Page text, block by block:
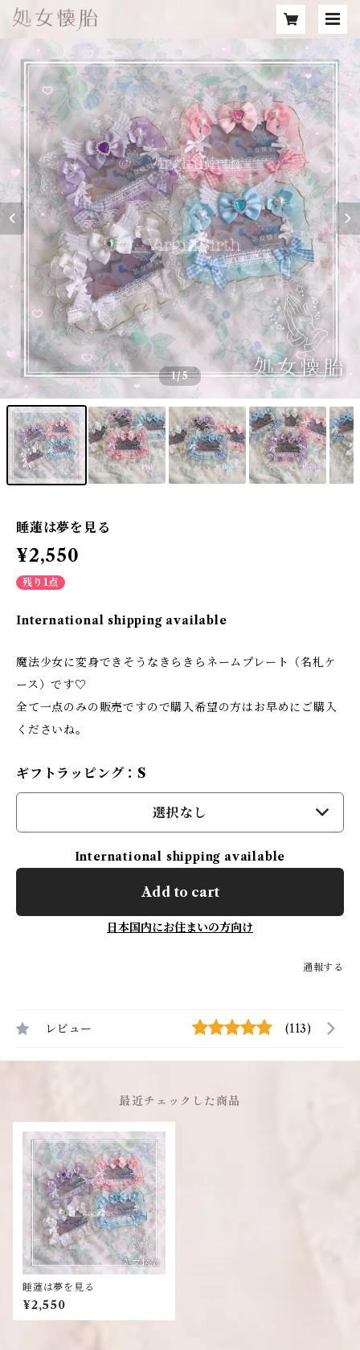
1/5
睡蓮は夢を見る
¥2,550
残り1点
International shipping available
魔法少女に変身できそうなきらきらネームプレート（名札ケ
ース）です♡
全て一点のみの販売ですので購入希望の方はお早めにご購入
くださいね。
ギフトラッピング：S
選択なし
International shipping available
Add to cart
日本国内にお住まいの方向け
通報する
レビュー (113)
最近チェックした商品
睡蓮は夢を見る
¥2,550